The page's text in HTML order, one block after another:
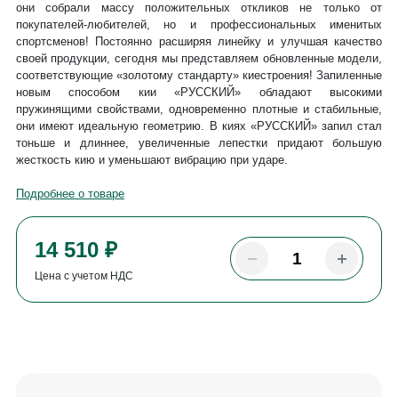
14 510 ₽
Цена с учетом НДС
они собрали массу положительных откликов не только от
покупателей-любителей, но и профессиональных именитых
спортсменов! Постоянно расширяя линейку и улучшая качество
своей продукции, сегодня мы представляем обновленные модели,
соответствующие «золотому стандарту» киестроения! Запиленные
новым способом кии «РУССКИЙ» обладают высокими
пружинящими свойствами, одновременно плотные и стабильные,
они имеют идеальную геометрию. В киях «РУССКИЙ» запил стал
тоньше и длиннее, увеличенные лепестки придают большую
жесткость кию и уменьшают вибрацию при ударе.
Подробнее о товаре